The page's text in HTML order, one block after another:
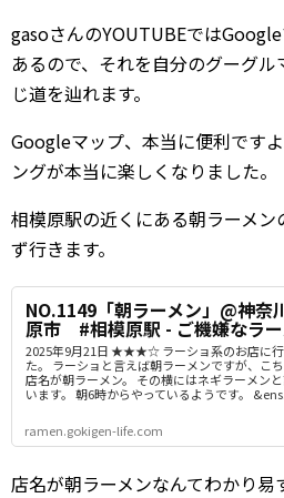
gasoさんのYOUTUBEでは
あるので、それを自分のグーグ
じ道を辿れます。
Googleマップ、本当に便利です
ングが本当に楽しくなりました。
相模原駅の近くにある朝ラーメン
ず行きます。
NO.1149「朝ラーメン」@神奈
原市 #相模原駅 - ご機嫌なラ
2025年9月21日 ★★★☆ ラーショ系のお店に行
た。 ラーショと言えば朝ラーメンですが、こ
店名が朝ラーメン。 その横にはネギラーメン
います。 朝6時からやっているようです。
ramen.gokigen-life.com
店名が朝ラーメンなんてわかり易